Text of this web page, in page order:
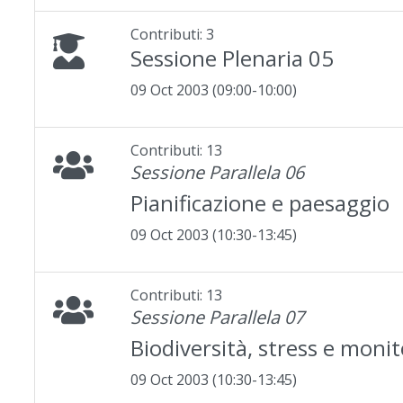
Contributi: 3
Sessione Plenaria 05
09 Oct 2003 (09:00-10:00)
Contributi: 13
Sessione Parallela 06
Pianificazione e paesaggio
09 Oct 2003 (10:30-13:45)
Contributi: 13
Sessione Parallela 07
Biodiversità, stress e
09 Oct 2003 (10:30-13:45)